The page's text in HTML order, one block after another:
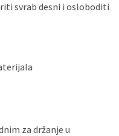
svrab desni i osloboditi
za držanje u